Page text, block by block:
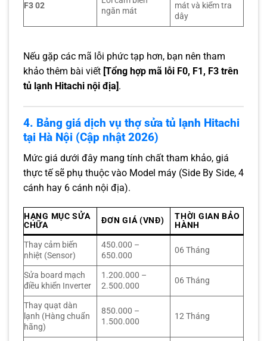
F3 02
ngăn mát
mát và kiểm tra
dây
Nếu gặp các mã lỗi phức tạp hơn, bạn nên tham
khảo thêm bài viết [Tổng hợp mã lỗi F0, F1, F3 trên
tủ lạnh Hitachi nội địa].
4. Bảng giá dịch vụ thợ sửa tủ lạnh Hitachi
tại Hà Nội (Cập nhật 2026)
Mức giá dưới đây mang tính chất tham khảo, giá
thực tế sẽ phụ thuộc vào Model máy (Side By Side, 4
cánh hay 6 cánh nội địa).
HẠNG MỤC SỬA
CHỮA
ĐƠN GIÁ (VNĐ)
THỜI GIAN BẢO
HÀNH
Thay cảm biến
nhiệt (Sensor)
450.000 –
650.000
06 Tháng
Sửa board mạch
điều khiển Inverter
1.200.000 –
2.500.000
06 Tháng
Thay quạt dàn
lạnh (Hàng chuẩn
hãng)
850.000 –
1.500.000
12 Tháng